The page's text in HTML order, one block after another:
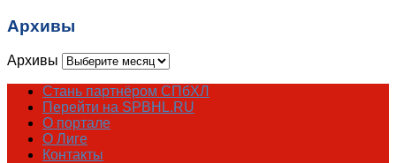
Архивы
Архивы
Стань партнёром СПбХЛ
Перейти на SPBHL.RU
О портале
О Лиге
Контакты